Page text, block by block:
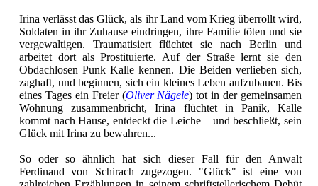
Irina verlässt das Glück, als ihr Land vom Krieg überrollt wird,
Soldaten in ihr Zuhause eindringen, ihre Familie töten und sie
vergewaltigen. Traumatisiert flüchtet sie nach Berlin und
arbeitet dort als Prostituierte. Auf der Straße lernt sie den
Obdachlosen Punk Kalle kennen. Die Beiden verlieben sich,
zaghaft, und beginnen, sich ein kleines Leben aufzubauen. Bis
eines Tages ein Freier (Oliver Nägele) tot in der gemeinsamen
Wohnung zusammenbricht, Irina flüchtet in Panik, Kalle
kommt nach Hause, entdeckt die Leiche – und beschließt, sein
Glück mit Irina zu bewahren...
So oder so ähnlich hat sich dieser Fall für den Anwalt
Ferdinand von Schirach zugezogen. "Glück" ist eine von